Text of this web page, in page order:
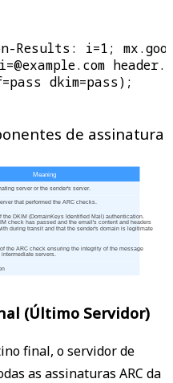
Results: i=1;
dkim=pass);
de assinatura
Meaning
server or the sender's server.
that performed the ARC checks.
the DKIM (DomainKeys Identified Mail) authentication.
check has passed and the email's content and headers
during transit and that the sender's domain is legitimate
the ARC check ensuring the integrity of the message
servers.
(Último Servidor)
final, o servidor de
as assinaturas ARC da